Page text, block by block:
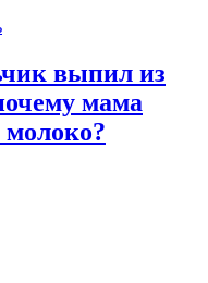
выпил из
мама
молоко?